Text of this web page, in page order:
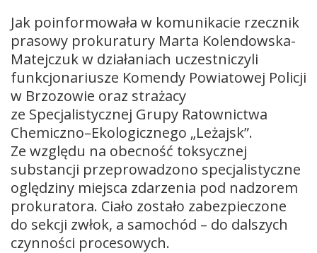
Jak poinformowała w komunikacie rzecznik
prasowy prokuratury Marta Kolendowska-
Matejczuk w działaniach uczestniczyli
funkcjonariusze Komendy Powiatowej Policji
w Brzozowie oraz strażacy
ze Specjalistycznej Grupy Ratownictwa
Chemiczno–Ekologicznego „Leżajsk”.
Ze względu na obecność toksycznej
substancji przeprowadzono specjalistyczne
oględziny miejsca zdarzenia pod nadzorem
prokuratora. Ciało zostało zabezpieczone
do sekcji zwłok, a samochód – do dalszych
czynności procesowych.